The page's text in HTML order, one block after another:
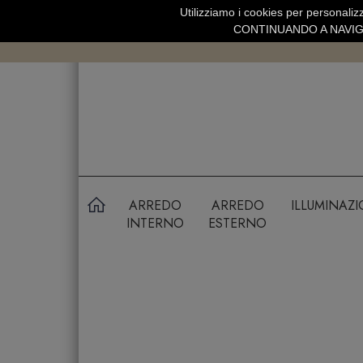
SPEDIZIONE GRATUITA SOPRA 99
ARREDO
INTERNO
ARREDO
ESTERNO
Utilizziamo i cookies per
CONTINUANDO A